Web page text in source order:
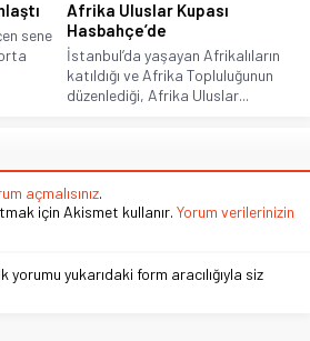
sene
Afrika Uluslar Kupası
Hasbahçe’de
İstanbul’da yaşayan Afrikalıların
katıldığı ve Afrika Topluluğunun
düzenlediği, Afrika Uluslar...
açmalısınız.
için Akismet kullanır. Yorum verilerinizin
yorumu yukarıdaki form aracılığıyla siz